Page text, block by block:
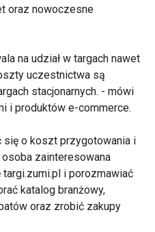
oraz nowoczesne
na udział w targach nawet
uczestnictwa są
stacjonarnych. - mówi
i produktów e-commerce.
się o koszt przygotowania i
zainteresowana
i porozmawiać
katalog branżowy,
oraz zrobić zakupy